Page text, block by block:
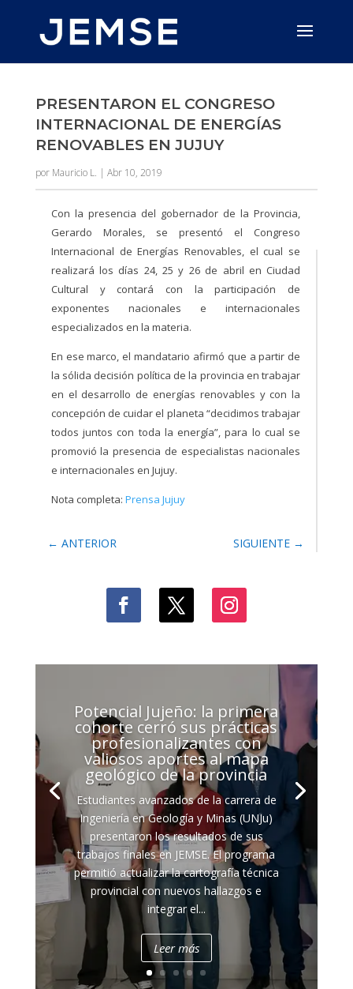
PRESENTARON EL CONGRESO
INTERNACIONAL DE ENERGÍAS
RENOVABLES EN JUJUY
por Mauricio L. | Abr 10, 2019
Con la presencia del gobernador de la Provincia,
Gerardo Morales, se presentó el Congreso
Internacional de Energías Renovables, el cual se
realizará los días 24, 25 y 26 de abril en Ciudad
Cultural y contará con la participación de
exponentes nacionales e internacionales
especializados en la materia.
En ese marco, el mandatario afirmó que a partir de
la sólida decisión política de la provincia en trabajar
en el desarrollo de energías renovables y con la
concepción de cuidar el planeta “decidimos trabajar
todos juntos con toda la energía”, para lo cual se
promovió la presencia de especialistas nacionales
e internacionales en Jujuy.
Nota completa: Prensa Jujuy
← ANTERIOR SIGUIENTE →
Potencial Jujeño: la primera
cohorte cerró sus prácticas
profesionalizantes con
valiosos aportes al mapa
geológico de la provincia
Estudiantes avanzados de la carrera de
Ingeniería en Geología y Minas (UNJu)
presentaron los resultados de sus
trabajos finales en JEMSE. El programa
permitió actualizar la cartografía técnica
provincial con nuevos hallazgos e
integrar el...
Leer más